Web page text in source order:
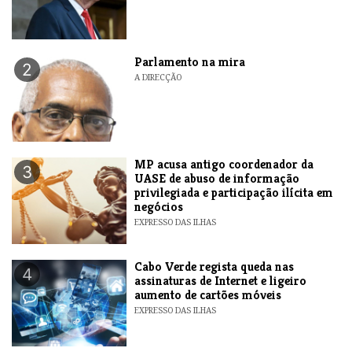
2 Parlamento na mira
A DIRECÇÃO
3
MP acusa antigo coordenador da
UASE de abuso de informação
privilegiada e participação ilícita em
negócios
EXPRESSO DAS ILHAS
4
Cabo Verde regista queda nas
assinaturas de Internet e ligeiro
aumento de cartões móveis
EXPRESSO DAS ILHAS